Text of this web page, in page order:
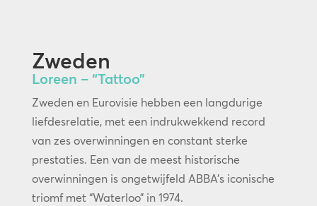
Zweden
Loreen – “Tattoo”
Zweden en Eurovisie hebben een langdurige
liefdesrelatie, met een indrukwekkend record
van zes overwinningen en constant sterke
prestaties. Een van de meest historische
overwinningen is ongetwijfeld ABBA’s iconische
triomf met “Waterloo” in 1974.